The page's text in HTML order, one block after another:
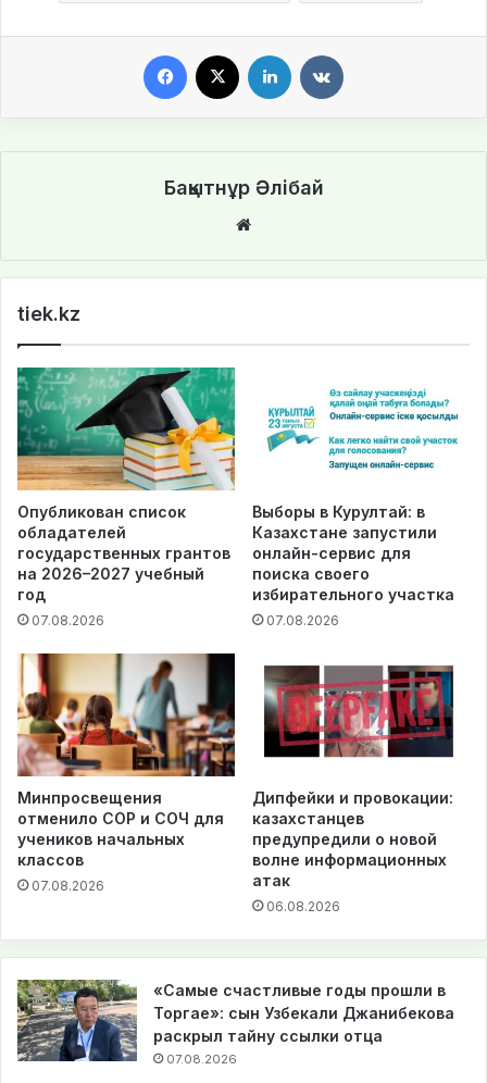
Бақытнұр Әлібай
te
tiek.kz
Опубликован список
обладателей
государственных грантов
на 2026–2027 учебный
год
07.08.2026
Выборы в Курултай: в
Казахстане запустили
онлайн-сервис для
поиска своего
избирательного участка
07.08.2026
Минпросвещения
отменило СОР и СОЧ для
учеников начальных
классов
07.08.2026
Дипфейки и провокации:
казахстанцев
предупредили о новой
волне информационных
атак
06.08.2026
«Самые счастливые годы прошли в
Торгае»: сын Узбекали Джанибекова
раскрыл тайну ссылки отца
07.08.2026